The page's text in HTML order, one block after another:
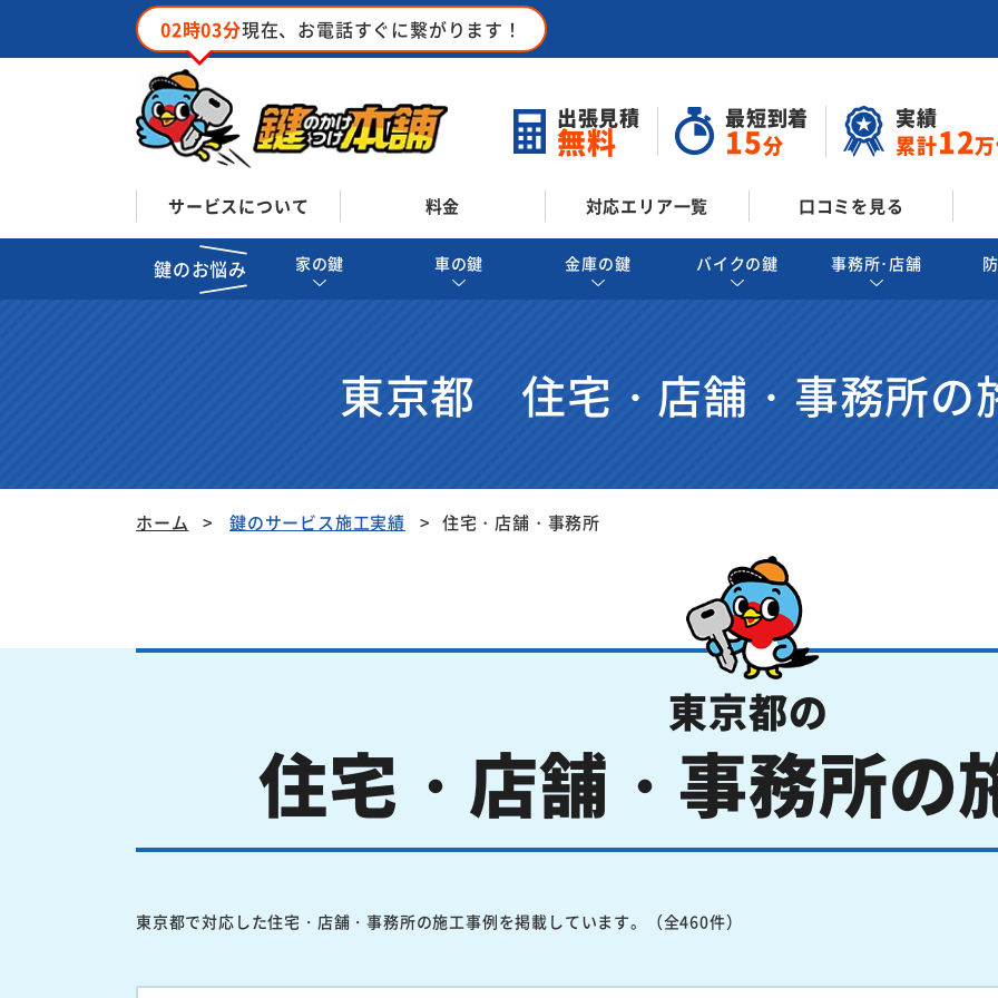
02時03分現在、お電話すぐに繋がります！
出張見積
無料
最短到着
15分
実績
累計12
サービスについて 料金 対応エリア一覧 口コミを見る
鍵のお悩み 家の鍵 車の鍵 金庫の鍵 バイクの鍵 事務所･店舗
東京都 住宅・店舗・事務所の
ホーム 鍵のサービス施工実績 住宅・店舗・事務所
東京都の
住宅・店舗・事務所の
東京都で対応した住宅・店舗・事務所の施工事例を掲載しています。（全460件）